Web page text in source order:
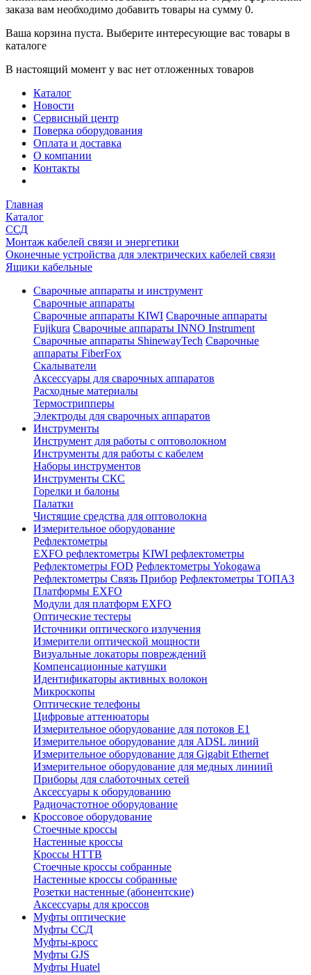
заказа вам необходимо добавить товары на сумму 0.
Ваша корзина пуста. Выберите интересующие вас товары в
каталоге
В настоящий момент у вас нет отложенных товаров
Каталог
Новости
Сервисный центр
Поверка оборудования
Оплата и доставка
О компании
Контакты
Главная
Каталог
ССД
Монтаж кабелей связи и энергетики
Оконечные устройства для электрических кабелей связи
Ящики кабельные
Сварочные аппараты и инструмент
Сварочные аппараты
Сварочные аппараты KIWI Сварочные аппараты
Fujikura Сварочные аппараты INNO Instrument
Сварочные аппараты ShinewayTech Cварочные
аппараты FiberFox
Скалыватели
Аксессуары для сварочных аппаратов
Расходные материалы
Термострипперы
Электроды для сварочных аппаратов
Инструменты
Инструмент для работы с оптоволокном
Инструменты для работы с кабелем
Наборы инструментов
Инструменты СКС
Горелки и балоны
Палатки
Чистящие средства для оптоволокна
Измерительное оборудование
Рефлектометры
EXFO рефлектометры KIWI рефлектометры
Рефлектометры FOD Рефлектометры Yokogawa
Рефлектометры Связь Прибор Рефлектометры ТОПАЗ
Платформы EXFO
Модули для платформ EXFO
Оптические тестеры
Источники оптического излучения
Измерители оптической мощности
Визуальные локаторы повреждений
Компенсационные катушки
Идентификаторы активных волокон
Микроскопы
Оптические телефоны
Цифровые аттенюаторы
Измерительное оборудование для потоков Е1
Измерительное оборудование для ADSL линий
Измерительное оборудование для Gigabit Ethernet
Измерительное оборудование для медных линиий
Приборы для слаботочных сетей
Аксессуары к оборудованию
Радиочастотное оборудование
Кроссовое оборудование
Стоечные кроссы
Настенные кроссы
Кроссы HTTB
Стоечные кроссы собранные
Настенные кроссы собранные
Розетки настенные (абонентские)
Аксессуары для кроссов
Муфты оптические
Муфты ССД
Муфты-кросс
Муфты GJS
Муфты Huatel